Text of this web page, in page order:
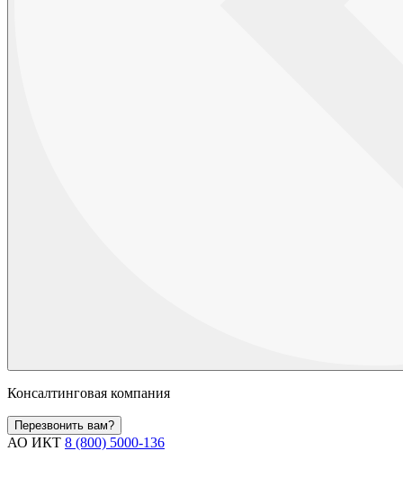
Консалтинговая компания
Перезвонить вам?
АО ИКТ 8 (800) 5000-136